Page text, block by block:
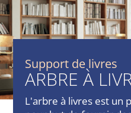
Support de livres
ARBRE À
L'arbre à livres est un